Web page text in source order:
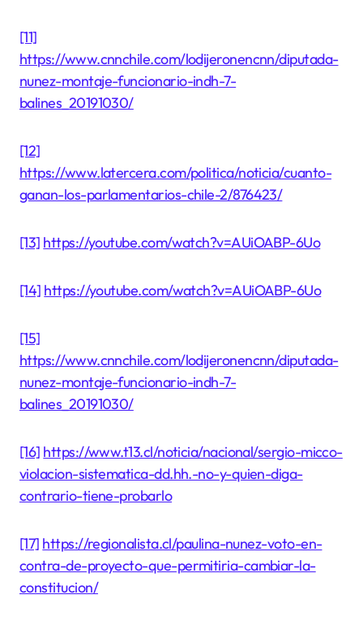
[11]
https://www.cnnchile.com/lodijeronencnn/diputada-
nunez-montaje-funcionario-indh-7-
balines_20191030/
[12]
https://www.latercera.com/politica/noticia/cuanto-
ganan-los-parlamentarios-chile-2/876423/
[13] https://youtube.com/watch?v=AUiOABP-6Uo
[14] https://youtube.com/watch?v=AUiOABP-6Uo
[15]
https://www.cnnchile.com/lodijeronencnn/diputada-
nunez-montaje-funcionario-indh-7-
balines_20191030/
[16] https://www.t13.cl/noticia/nacional/sergio-micco-
violacion-sistematica-dd.hh.-no-y-quien-diga-
contrario-tiene-probarlo
[17] https://regionalista.cl/paulina-nunez-voto-en-
contra-de-proyecto-que-permitiria-cambiar-la-
constitucion/